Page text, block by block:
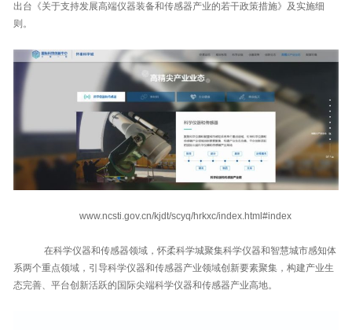
出台《关于支持发展高端仪器装备和传感器产业的若干政策措施》及实施细
则。
www.ncsti.gov.cn/kjdt/scyq/hrkxc/index.html#index
在科学仪器和传感器领域，怀柔科学城聚集科学仪器和智慧城市感知体
系两个重点领域，引导科学仪器和传感器产业领域创新要素聚集，构建产业生
态完善、平台创新活跃的国际尖端科学仪器和传感器产业高地。